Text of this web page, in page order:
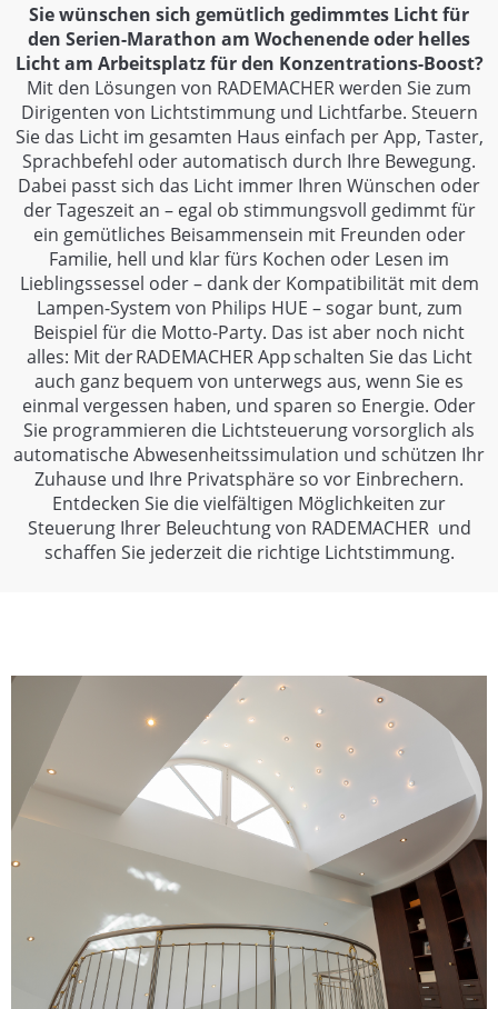
Sie wünschen sich gemütlich gedimmtes Licht für
den Serien-Marathon am Wochenende oder helles
Licht am Arbeitsplatz für den Konzentrations-Boost?
Mit den Lösungen von RADEMACHER werden Sie zum
Dirigenten von Lichtstimmung und Lichtfarbe. Steuern
Sie das Licht im gesamten Haus einfach per App, Taster,
Sprachbefehl oder automatisch durch Ihre Bewegung.
Dabei passt sich das Licht immer Ihren Wünschen oder
der Tageszeit an – egal ob stimmungsvoll gedimmt für
ein gemütliches Beisammensein mit Freunden oder
Familie, hell und klar fürs Kochen oder Lesen im
Lieblingssessel oder – dank der Kompatibilität mit dem
Lampen-System von Philips HUE – sogar bunt, zum
Beispiel für die Motto-Party. Das ist aber noch nicht
alles: Mit der RADEMACHER App schalten Sie das Licht
auch ganz bequem von unterwegs aus, wenn Sie es
einmal vergessen haben, und sparen so Energie. Oder
Sie programmieren die Lichtsteuerung vorsorglich als
automatische Abwesenheitssimulation und schützen Ihr
Zuhause und Ihre Privatsphäre so vor Einbrechern.
Entdecken Sie die vielfältigen Möglichkeiten zur
Steuerung Ihrer Beleuchtung von RADEMACHER und
schaffen Sie jederzeit die richtige Lichtstimmung.